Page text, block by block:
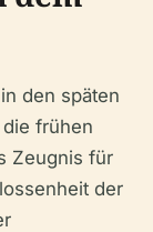
den späten
frühen
Zeugnis für
der